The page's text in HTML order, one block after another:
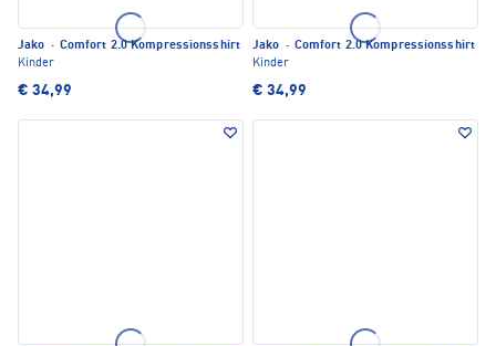
Jako · Comfort 2.0 Kompressionsshirt
Kinder
€ 34,99
Jako · Comfort 2.0 Kompressionsshirt
Kinder
€ 34,99